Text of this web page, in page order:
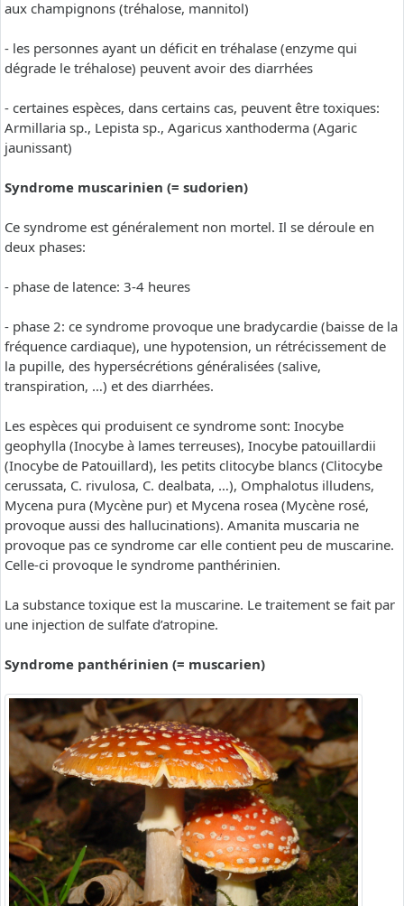
aux champignons (tréhalose, mannitol)
- les personnes ayant un déficit en tréhalase (enzyme qui
dégrade le tréhalose) peuvent avoir des diarrhées
- certaines espèces, dans certains cas, peuvent être toxiques:
Armillaria sp., Lepista sp., Agaricus xanthoderma (Agaric
jaunissant)
Syndrome muscarinien (= sudorien)
Ce syndrome est généralement non mortel. Il se déroule en
deux phases:
- phase de latence: 3-4 heures
- phase 2: ce syndrome provoque une bradycardie (baisse de la
fréquence cardiaque), une hypotension, un rétrécissement de
la pupille, des hypersécrétions généralisées (salive,
transpiration, …) et des diarrhées.
Les espèces qui produisent ce syndrome sont: Inocybe
geophylla (Inocybe à lames terreuses), Inocybe patouillardii
(Inocybe de Patouillard), les petits clitocybe blancs (Clitocybe
cerussata, C. rivulosa, C. dealbata, …), Omphalotus illudens,
Mycena pura (Mycène pur) et Mycena rosea (Mycène rosé,
provoque aussi des hallucinations). Amanita muscaria ne
provoque pas ce syndrome car elle contient peu de muscarine.
Celle-ci provoque le syndrome panthérinien.
La substance toxique est la muscarine. Le traitement se fait par
une injection de sulfate d’atropine.
Syndrome panthérinien (= muscarien)